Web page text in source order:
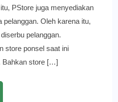
PStore juga menyediakan
pelanggan. Oleh karena itu,
pelanggan.
store ponsel saat ini
Bahkan store […]